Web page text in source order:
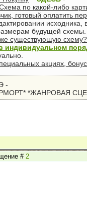
по какой-либо
готовый оплатить
будущей схемы.
существующую схему?
индивидуальном
акциях,
-
*ЖАНРОВАЯ
# 2